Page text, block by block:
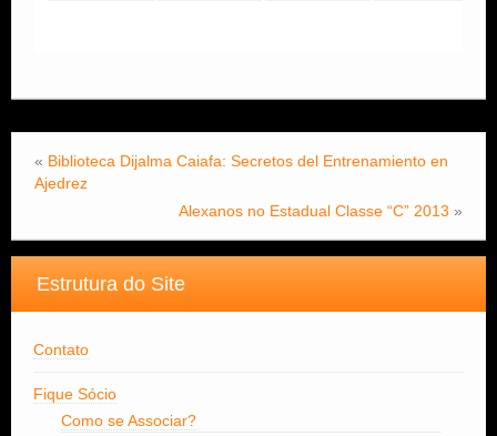
« Biblioteca Dijalma Caiafa: Secretos del Entrenamiento en
Ajedrez
Alexanos no Estadual Classe “C” 2013 »
Estrutura do Site
Contato
Fique Sócio
Como se Associar?